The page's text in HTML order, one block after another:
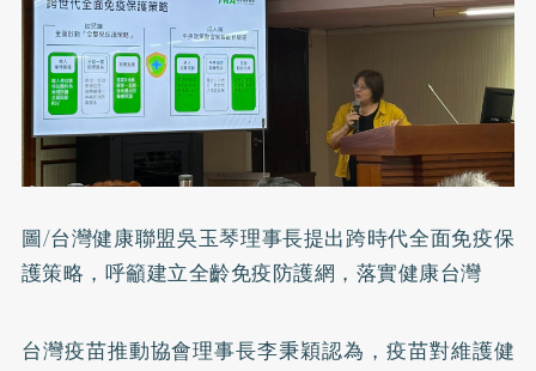
圖/台灣健康聯盟吳玉琴理事長提出跨時代全面免疫保
護策略，呼籲建立全齡免疫防護網，落實健康台灣
台灣疫苗推動協會理事長李秉穎認為，疫苗對維護健